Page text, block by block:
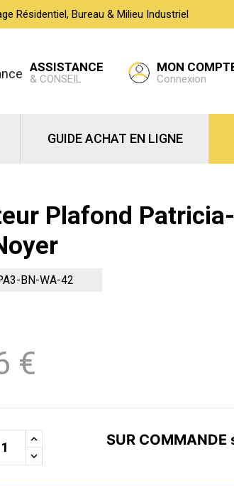
Résidentiel, Bureau & Milieu Industriel
ASSISTANCE
& CONSEIL
MON
Connexion
GUIDE ACHAT EN LIGNE
Plafond
BN-WA-42
€
SUR